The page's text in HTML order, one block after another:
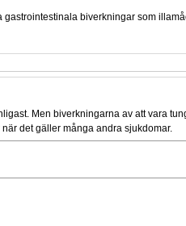
biverkningar som
Men biverkningarna av att vara
det gäller många andra sjukdomar.